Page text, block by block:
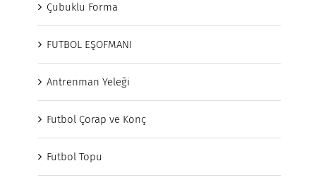
Çubuklu Forma
FUTBOL EŞOFMANI
Antrenman Yeleği
Futbol Çorap ve Konç
Futbol Topu